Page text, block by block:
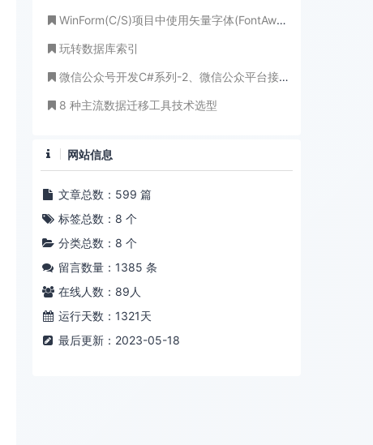
WinForm(C/S)项目中使用矢量字体(FontAwsome、Elegant)图标
玩转数据库索引
微信公众号开发C#系列-2、微信公众平台接入指南
8 种主流数据迁移工具技术选型
网站信息
文章总数：599 篇
标签总数：8 个
分类总数：8 个
留言数量：1385 条
在线人数： 89 人
运行天数：1321天
最后更新：2023-05-18